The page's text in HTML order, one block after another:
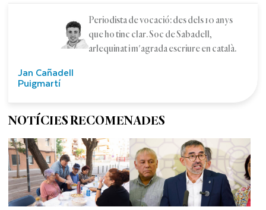
Jan Cañadell
Puigmartí
Periodista de vocació: des dels 10 anys
que ho tinc clar. Soc de Sabadell,
arlequinat i m'agrada escriure en català.
NOTÍCIES RECOMENADES